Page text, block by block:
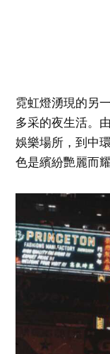
霓虹燈湧現的另
多采的夜生活。
娛樂場所，到中
色是繽紛艷麗而耀